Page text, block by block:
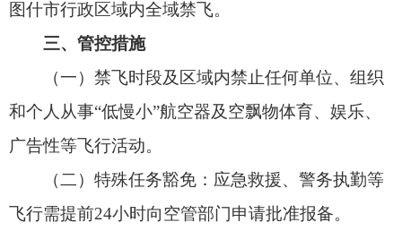
法》处警告或罚款；情节严重者处行政拘留；构成
犯罪的，依法追究刑事责任。
（二）违反航空管制条例的，依法扣押器具并
追究责任。
五、监督举报
配合，并自觉遵守通告规定，不得擅自开展飞行活
动。如在管制期间群众发现违规飞行者，请拨打